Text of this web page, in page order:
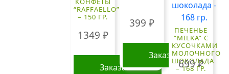
“RAFFAELLO”
– 150 ГР.
1349 ₽
Заказать
399₽
Заказать
ПЕЧЕНЬЕ
“MILKA” С
КУСОЧКАМИ
МОЛОЧНОГО
ШОКОЛАДА
– 168 ГР.
699₽